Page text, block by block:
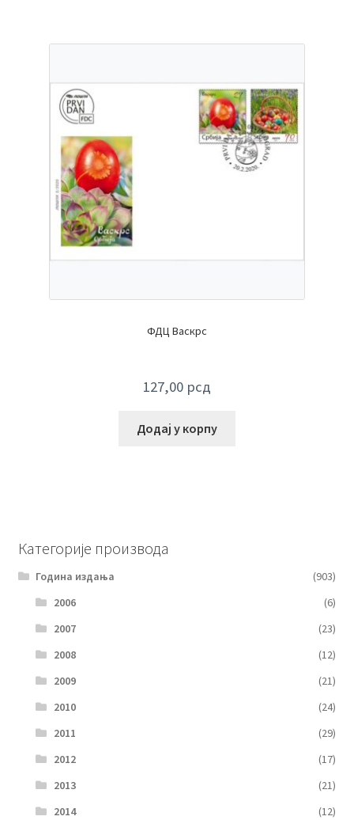
ФДЦ Васкрс
127,00 рсд
Додај у корпу
Категорије производа
Година издања
(903)
2006
(6)
2007
(23)
2008
(12)
2009
(21)
2010
(24)
2011
(29)
2012
(17)
2013
(21)
2014
(12)